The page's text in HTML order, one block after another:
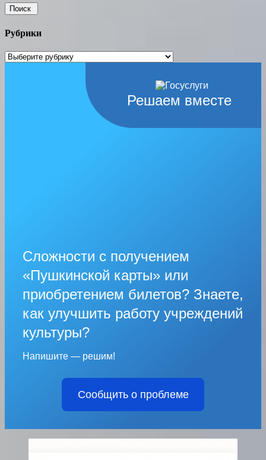
Рубрики
Рубрики
Решаем вместе
Сложности с получением
«Пушкинской карты» или
приобретением билетов? Знаете,
как улучшить работу учреждений
культуры?
Напишите — решим!
Сообщить о проблеме